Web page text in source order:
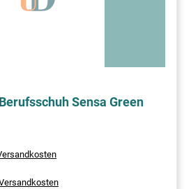
Sensa Green